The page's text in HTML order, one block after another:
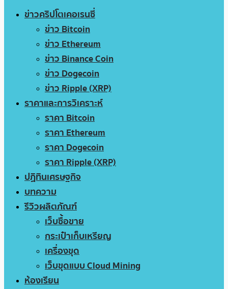
ข่าวคริปโตเคอเรนซี่
ข่าว Bitcoin
ข่าว Ethereum
ข่าว Binance Coin
ข่าว Dogecoin
ข่าว Ripple (XRP)
ราคาและการวิเคราะห์
ราคา Bitcoin
ราคา Ethereum
ราคา Dogecoin
ราคา Ripple (XRP)
ปฏิทินเศรษฐกิจ
บทความ
รีวิวผลิตภัณฑ์
เว็บซื้อขาย
กระเป๋าเก็บเหรียญ
เครื่องขุด
เว็บขุดแบบ Cloud Mining
ห้องเรียน